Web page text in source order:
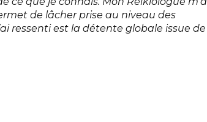
de lâcher prise au niveau des
ressenti est la détente globale issue de